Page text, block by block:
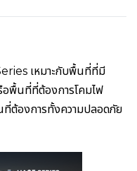
เหมาะกับพื้นที่ที่มี
รือพื้นที่ที่ต้องการโคมไฟ
ที่ต้องการทั้งความปลอดภัย